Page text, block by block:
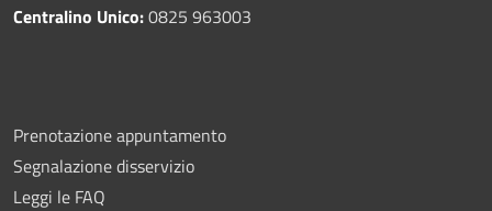
Centralino Unico:0825 963003
Prenotazione appuntamento
Segnalazione disservizio
Leggi le FAQ